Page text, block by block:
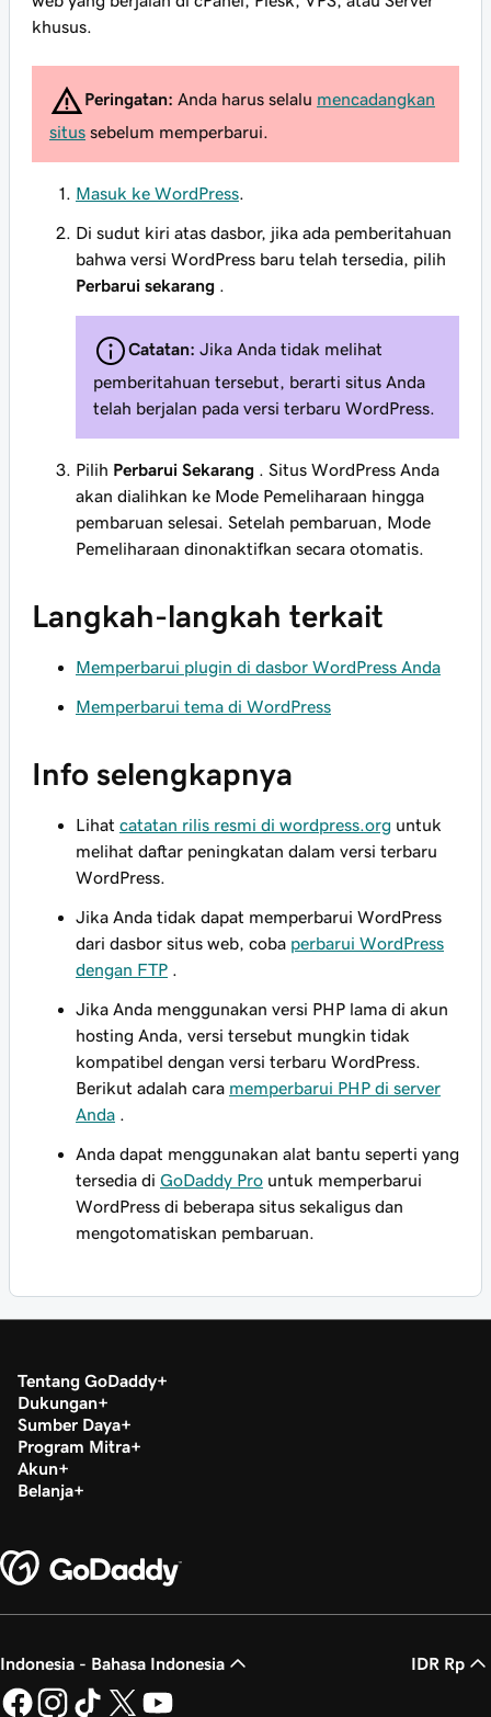
khusus.
Peringatan: Anda harus selalu mencadangkan
situs sebelum memperbarui.
Masuk ke WordPress
Di sudut kiri atas dasbor, jika ada pemberitahuan
bahwa versi WordPress baru telah tersedia, pilih
Perbarui sekarang
Catatan: Jika Anda tidak melihat
pemberitahuan tersebut, berarti situs Anda
telah berjalan pada versi terbaru WordPress.
Pilih Perbarui Sekarang . Situs WordPress Anda
akan dialihkan ke Mode Pemeliharaan hingga
pembaruan selesai. Setelah pembaruan, Mode
Pemeliharaan dinonaktifkan secara otomatis.
Langkah-langkah terkait
Memperbarui plugin di dasbor WordPress Anda
Memperbarui tema di WordPress
Info selengkapnya
Lihat catatan rilis resmi di wordpress.org untuk
melihat daftar peningkatan dalam versi terbaru
WordPress.
Jika Anda tidak dapat memperbarui WordPress
dari dasbor situs web, coba perbarui WordPress
dengan FTP
Jika Anda menggunakan versi PHP lama di akun
hosting Anda, versi tersebut mungkin tidak
kompatibel dengan versi terbaru WordPress.
Berikut adalah cara memperbarui PHP di server
Anda
Anda dapat menggunakan alat bantu seperti yang
tersedia di GoDaddy Pro untuk memperbarui
WordPress di beberapa situs sekaligus dan
mengotomatiskan pembaruan.
Tentang GoDaddy
Dukungan
Sumber Daya
Program Mitra
Akun
Belanja
Indonesia - Bahasa Indonesia IDR Rp